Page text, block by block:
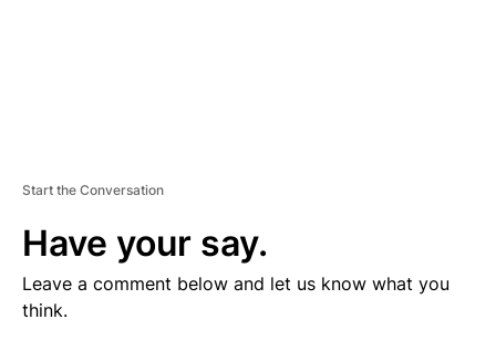
Start the Conversation
Have your say.
Leave a comment below and let us know what you
think.